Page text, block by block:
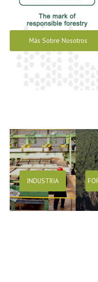
Más Sobre Nosotros
INDUSTRIA